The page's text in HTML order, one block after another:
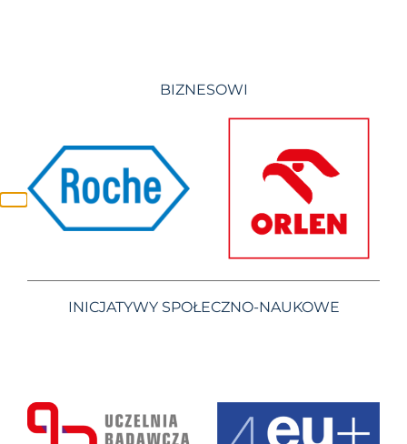
BIZNESOWI
INICJATYWY SPOŁECZNO-NAUKOWE